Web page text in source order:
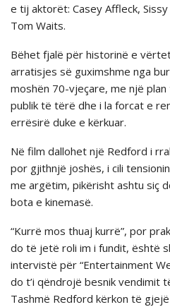
e tij aktorët: Casey Affleck,
Tom Waits.
Bëhet fjalë për historinë e
arratisjes së guximshme nga
moshën 70-vjeçare, me një
publik të tërë dhe i la forcat e
errësirë duke e kërkuar.
Në film dallohet një Redford i
por gjithnjë joshës, i cili
me argëtim, pikërisht ashtu siç
bota e kinemasë.
“Kurrë mos thuaj kurrë”, por
do të jetë roli im i fundit, është
intervistë për “Entertainment
do t’i qëndrojë besnik vendimit
Tashmë Redford kërkon të